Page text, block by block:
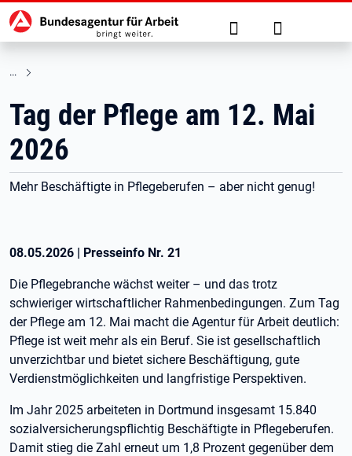
zu den Hauptinhalten springen
Hauptnavigation Suche Anmelden
Tag der Pflege am 12. Mai
2026
Mehr Beschäftigte in Pflegeberufen – aber nicht genug!
08.05.2026 | Presseinfo Nr. 21
Die Pflegebranche wächst weiter – und das trotz
schwieriger wirtschaftlicher Rahmenbedingungen. Zum Tag
der Pflege am 12. Mai macht die Agentur für Arbeit deutlich:
Pflege ist weit mehr als ein Beruf. Sie ist gesellschaftlich
unverzichtbar und bietet sichere Beschäftigung, gute
Verdienstmöglichkeiten und langfristige Perspektiven.
Im Jahr 2025 arbeiteten in Dortmund insgesamt 15.840
sozialversicherungspflichtig Beschäftigte in Pflegeberufen.
Damit stieg die Zahl erneut um 1,8 Prozent gegenüber dem